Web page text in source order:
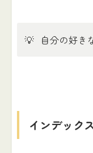
💡 自分の好き
インデック